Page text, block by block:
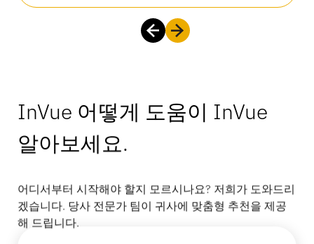
InVue 어떻게 도움이 InVue
알아보세요.
어디서부터 시작해야 할지 모르시나요? 저희가 도와드리
겠습니다. 당사 전문가 팀이 귀사에 맞춤형 추천을 제공
해 드립니다.